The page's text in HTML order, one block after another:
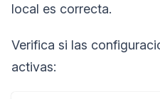
local es correcta.
Verifica si las
activas: